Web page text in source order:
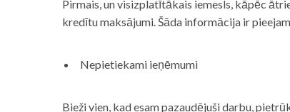
Pirmais, un visizplatītākais iemesls, kāpēc
kredītu maksājumi. Šāda informācija ir
Nepietiekami ieņēmumi
Bieži vien, kad esam pazaudējuši darbu,